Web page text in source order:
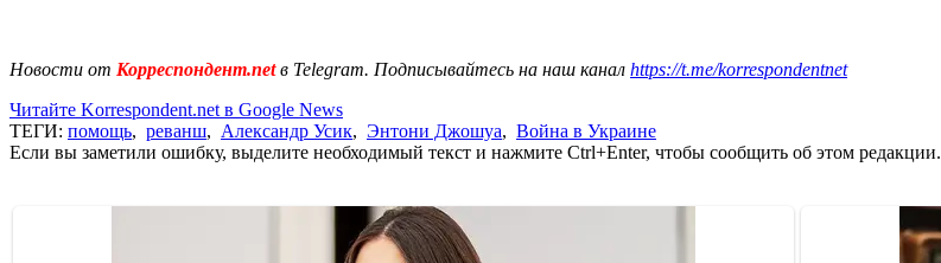
Новости от Корреспондент.netв Telegram. Подписывайтесь на наш канал https://t.me/korrespondentnet
Читайте Korrespondent.net в Google News
ТЕГИ: помощь, реванш, Александр Усик, Энтони Джошуа, Война в Украине
Если вы заметили ошибку, выделите необходимый текст и нажмите Ctrl+Enter, чтобы сообщить об этом редакции.